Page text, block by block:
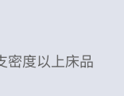
密度以上床品